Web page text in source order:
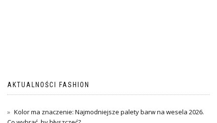
AKTUALNOŚCI FASHION
Kolor ma znaczenie: Najmodniejsze palety barw na wesela 2026.